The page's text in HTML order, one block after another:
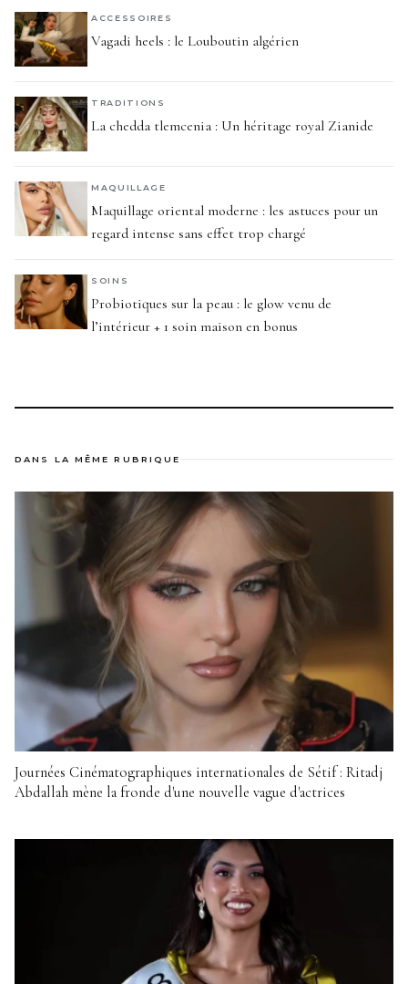
ACCESSOIRES
Vagadi heels : le Louboutin algérien
TRADITIONS
La chedda tlemcenia : Un héritage royal Zianide
MAQUILLAGE
Maquillage oriental moderne : les astuces pour un
regard intense sans effet trop chargé
SOINS
Probiotiques sur la peau : le glow venu de
l’intérieur + 1 soin maison en bonus
DANS LA MÊME RUBRIQUE
Journées Cinématographiques internationales de Sétif : Ritadj
Abdallah mène la fronde d'une nouvelle vague d'actrices